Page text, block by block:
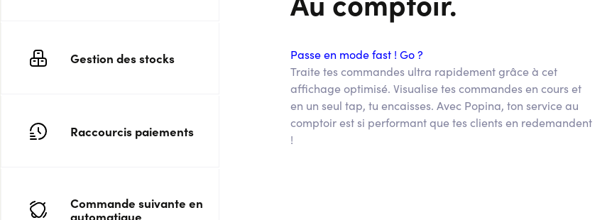
Gestion des stocks
Raccourcis paiements
Commande suivante en
automatique
Passe en mode fast ! Go ?
Traite tes commandes ultra rapidement grâce à cet
affichage optimisé. Visualise tes commandes en cours et
en un seul tap, tu encaisses. Avec Popina, ton service au
comptoir est si performant que tes clients en redemandent
!